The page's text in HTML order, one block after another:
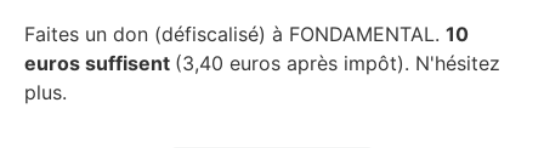
Faites un don (défiscalisé) à FONDAMENTAL. 10
euros suffisent (3,40 euros après impôt). N'hésitez
plus.